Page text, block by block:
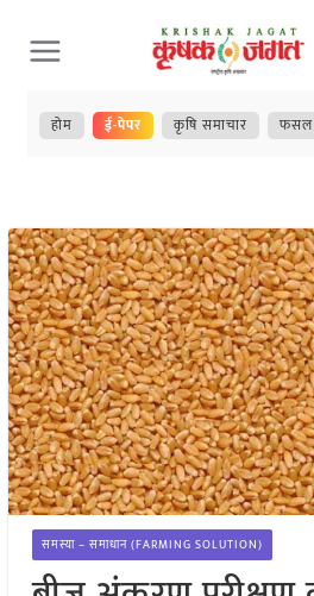
Skip
to
content
होम ई-पेपर कृषि समाचार फसल
समस्या – समाधान (FARMING SOLUTION)